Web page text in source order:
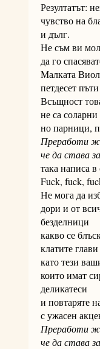
Резултатът:
чувство на
и дълг.
Не съм ви
да го
Малката
петдесет
Всъщност
не са
но парници,
Преработи
че да става
така написа
Fuck, fuck,
Не мога да
дори и от
безделници
какво се
клатите глави
като тези
които имат
деликатеси
и повтаряте
с ужасен
Преработи
че да става